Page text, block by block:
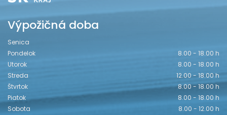
Výpožičná doba
Senica
Pondelok
8.00 - 18.00 h
Utorok
8.00 - 18.00 h
Streda
12.00 - 18.00 h
Štvrtok
8.00 - 18.00 h
Piatok
8.00 - 18.00 h
Sobota
8.00 - 12.00 h